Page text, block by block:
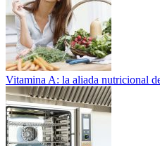
Vitamina A: la aliada nutricional